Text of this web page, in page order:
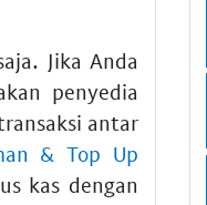
Jika Anda
penyedia
antar
& Top Up
kas dengan